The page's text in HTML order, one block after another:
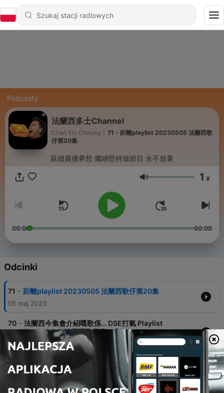
Podcasty
法蘭西多士Channel
Chan Yiu Cheung
71 - 距離playlist 20230505 法蘭西歌
仔第20集
延續廣播夢想 繼續堅持做節目 永不放棄
Głośność 1 x
00:00 00:00
Odcinki
71 - 距離playlist 20230505 法蘭西歌仔第20集
05 maj 2023
70 - 法蘭西今集會介紹嘅歌係… DSE打氣 Playlist
(20230427 法蘭西歌仔第19集)
27 kwi 2023
20230405 趣聞短打第14集：清明時節...有咩依家講!
見到今年長假期嘅人流 就知復常啦?!! 孝子賢孫今年好
豪，好捨得洗錢！香港去澳門港珠澳大排長龍； 大陸人
嚟香港由陸路轉戰觀光船...